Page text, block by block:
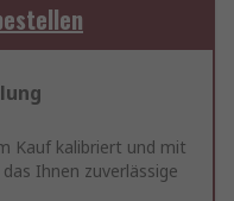
Kauf kalibriert und mit
Ihnen zuverlässige